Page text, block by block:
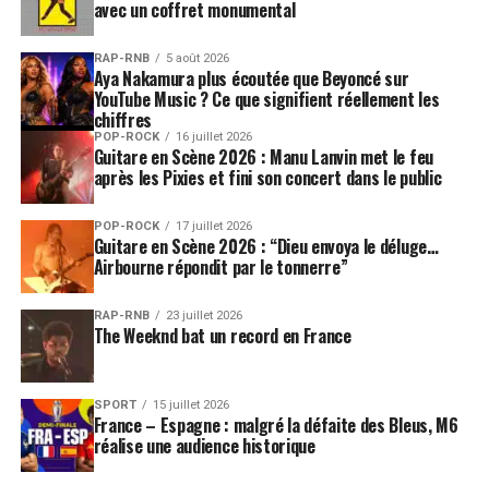
avec un coffret monumental
RAP-RNB 5 août 2026
Aya Nakamura plus écoutée que Beyoncé sur
YouTube Music ? Ce que signifient réellement les
chiffres
POP-ROCK 16 juillet 2026
Guitare en Scène 2026 : Manu Lanvin met le feu
après les Pixies et fini son concert dans le public
POP-ROCK 17 juillet 2026
Guitare en Scène 2026 : “Dieu envoya le déluge…
Airbourne répondit par le tonnerre”
RAP-RNB 23 juillet 2026
The Weeknd bat un record en France
SPORT 15 juillet 2026
France – Espagne : malgré la défaite des Bleus, M6
réalise une audience historique